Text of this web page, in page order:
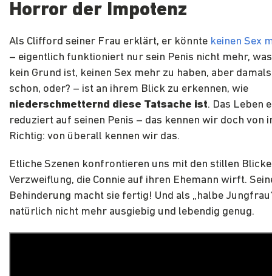
Horror der Impotenz
Als Clifford seiner Frau erklärt, er könnte keinen Sex
– eigentlich funktioniert nur sein Penis nicht mehr,
kein Grund ist, keinen Sex mehr zu haben, aber
schon, oder? – ist an ihrem Blick zu erkennen, wie
niederschmetternd diese Tatsache ist. Das Leben
reduziert auf seinen Penis – das kennen wir doch von
Richtig: von überall kennen wir das.
Etliche Szenen konfrontieren uns mit den stillen
Verzweiflung, die Connie auf ihren Ehemann wirft.
Behinderung macht sie fertig! Und als „halbe
natürlich nicht mehr ausgiebig und lebendig genug.